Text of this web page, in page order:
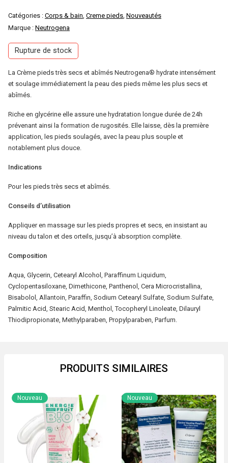
Catégories : Corps & bain, Creme pieds, Nouveautés
Marque : Neutrogena
Rupture de stock
La Crème pieds très secs et abîmés Neutrogena® hydrate intensément
et soulage immédiatement la peau des pieds même les plus secs et
abîmés.
Riche en glycérine elle assure une hydratation longue durée de 24h
prévenant ainsi la formation de rugosités. Elle laisse, dès la première
application, les pieds soulagés, avec la peau plus souple et
notablement plus douce.
Indications
Pour les pieds très secs et abîmés.
Conseils d’utilisation
Appliquer en massage sur les pieds propres et secs, en insistant au
niveau du talon et des orteils, jusqu’à absorption complète.
Composition
Aqua, Glycerin, Cetearyl Alcohol, Paraffinum Liquidum,
Cyclopentasiloxane, Dimethicone, Panthenol, Cera Microcristallina,
Bisabolol, Allantoin, Paraffin, Sodium Cetearyl Sulfate, Sodium Sulfate,
Palmitic Acid, Stearic Acid, Menthol, Tocopheryl Linoleate, Dilauryl
Thiodipropionate, Methylparaben, Propylparaben, Parfum.
PRODUITS SIMILAIRES
Nouveau Nouveau